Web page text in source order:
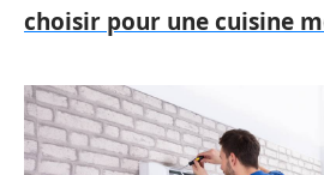
choisir pour une cuisine